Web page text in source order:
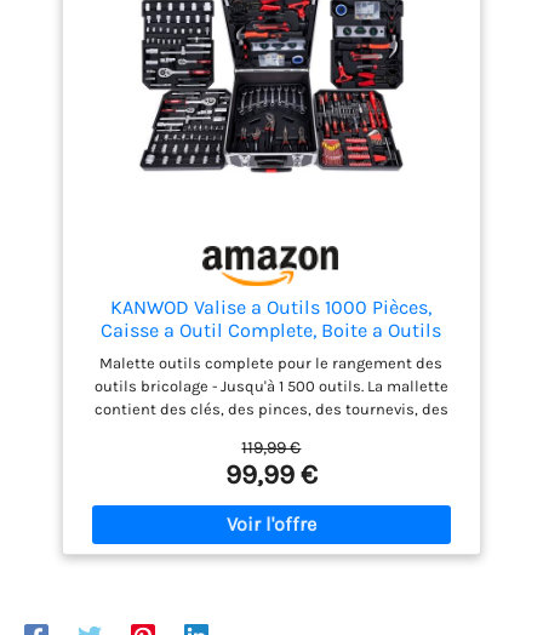
KANWOD Valise a Outils 1000 Pièces,
Caisse a Outil Complete, Boite a Outils
Portable avec Roulettes, Mallette en
Aluminium, Kit Outils Bricolage pour
Hobby et Travaux Domestiques
Malette outils complete pour le rangement des
outils bricolage - Jusqu'à 1 500 outils. La mallette
contient des clés, des pinces, des tournevis, des
des clés à douille et bien d'autres outils. Qualité
supérieure - Le caisse a outils est fabriqué en
aluminium robuste, qui offre une excellente
protection contre les dommages mécaniques. Tous
les outils se distinguent par leur qualité de
119,99 €
99,99 €